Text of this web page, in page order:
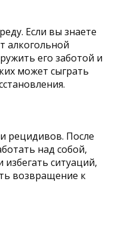
Если вы знаете
алкогольной
его заботой и
может сыграть
рецидивов. После
над собой,
ситуаций,
возвращение к